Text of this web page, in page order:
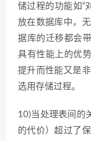
储过程的功能如“
放在数据库中，
据库的迁移都会
具有性能上的优
提升而性能又是
选用存储过程。
10)当处理表间的
的代价）超过了